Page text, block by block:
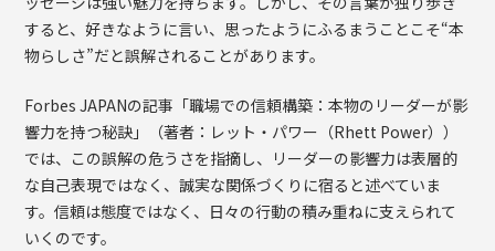
すると、好きなように言い、思ったようにふるまうことこそ“本
物らしさ”だと誤解されることがあります。
Forbes JAPANの記事「職場での信頼構築：本物のリーダーが影
響力を持つ秘訣」（著者：レット・パワー（Rhett Power））
では、この誤解の危うさを指摘し、リーダーの影響力は表層的
な自己表現ではなく、誠実な関係づくりに宿ると述べていま
す。信頼は態度ではなく、日々の行動の積み重ねに支えられて
いくのです。